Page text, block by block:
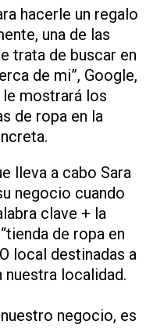
hacerle un regalo
una de las
trata de buscar en
de mi”, Google,
mostrará los
de ropa en la
lleva a cabo Sara
negocio cuando
clave + la
de ropa en
local destinadas a
localidad.
negocio, es